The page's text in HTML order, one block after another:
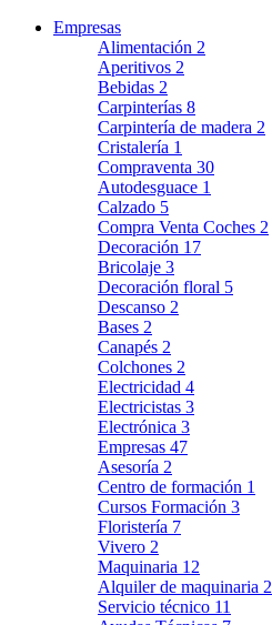
Empresas
Alimentación 2
Aperitivos 2
Bebidas 2
Carpinterías 8
Carpintería de madera 2
Cristalería 1
Compraventa 30
Autodesguace 1
Calzado 5
Compra Venta Coches 2
Decoración 17
Bricolaje 3
Decoración floral 5
Descanso 2
Bases 2
Canapés 2
Colchones 2
Electricidad 4
Electricistas 3
Electrónica 3
Empresas 47
Asesoría 2
Centro de formación 1
Cursos Formación 3
Floristería 7
Vivero 2
Maquinaria 12
Alquiler de maquinaria 2
Servicio técnico 11